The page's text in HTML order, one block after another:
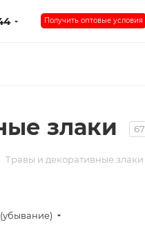
Получить оптовые условия
злаки 67
Травы и декоративные злаки